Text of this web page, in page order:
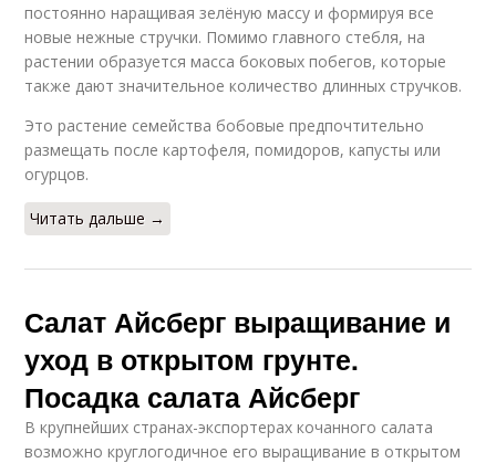
постоянно наращивая зелёную массу и формируя все
новые нежные стручки. Помимо главного стебля, на
растении образуется масса боковых побегов, которые
также дают значительное количество длинных стручков.
Это растение семейства бобовые предпочтительно
размещать после картофеля, помидоров, капусты или
огурцов.
Читать дальше →
Салат Айсберг выращивание и
уход в открытом грунте.
Посадка салата Айсберг
В крупнейших странах-экспортерах кочанного салата
возможно круглогодичное его выращивание в открытом